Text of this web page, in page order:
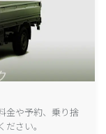
金や予約、乗り捨
さい。